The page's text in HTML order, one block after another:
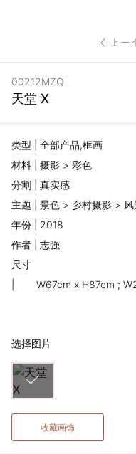
联
精
选
术
家
络
灵
感
上一
00212MZQ
天堂 Ⅹ
类型 | 全部产品,框画
材料 | 摄影 > 彩色
分割 | 真实感
主题 | 景色 > 乡村摄影 > 风
年份 | 2018
作者 | 志强
尺寸
W67cm x H87cm ;
选择图片
收藏画饰